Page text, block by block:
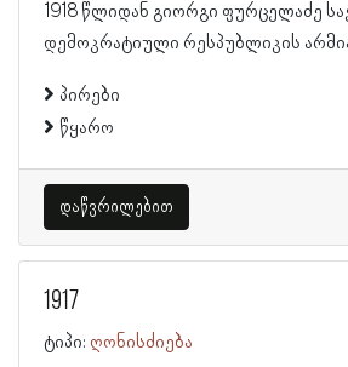
1918 წლიდან გიორგი ფურცელაძე
დემოკრატიული რესპუბლიკის
პირები
წყარო
დაწვრილებით
1917
ტიპი: ღონისძიება